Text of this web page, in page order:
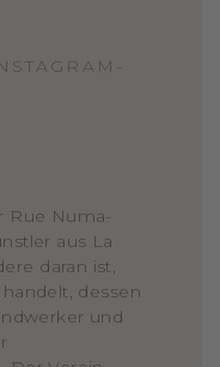
Rue Numa-
aus La
daran ist,
dessen
und